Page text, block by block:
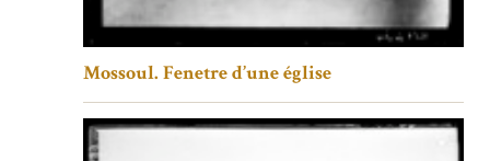
Mossoul. Fenetre d’une église